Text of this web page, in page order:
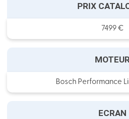
PRIX
7499 €
Bosch Performance
ECRAN